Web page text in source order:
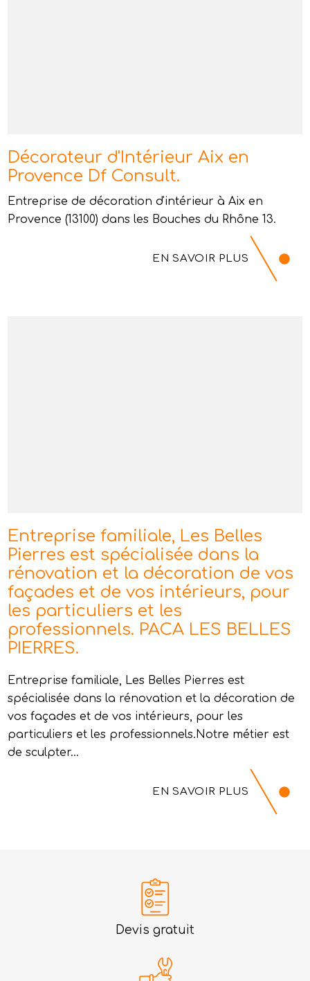
Décorateur d'Intérieur Aix en
Provence Df Consult.
Entreprise de décoration d'intérieur à Aix en
Provence (13100) dans les Bouches du Rhône 13.
EN SAVOIR PLUS
Entreprise familiale, Les Belles
Pierres est spécialisée dans la
rénovation et la décoration de vos
façades et de vos intérieurs, pour
les particuliers et les
professionnels. PACA LES BELLES
PIERRES.
Entreprise familiale, Les Belles Pierres est
spécialisée dans la rénovation et la décoration de
vos façades et de vos intérieurs, pour les
particuliers et les professionnels.Notre métier est
de sculpter...
EN SAVOIR PLUS
Devis gratuit